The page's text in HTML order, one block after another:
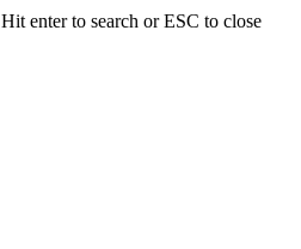
Hit enter to search or ESC to close